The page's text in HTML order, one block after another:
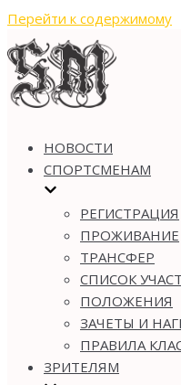
Перейти к содержимому
НОВОСТИ
СПОРТСМЕНАМ
РЕГИСТРАЦИЯ
ПРОЖИВАНИЕ
ТРАНСФЕР
СПИСОК
ПОЛОЖЕНИЯ
ЗАЧЕТЫ И
ПРАВИЛА
ЗРИТЕЛЯМ